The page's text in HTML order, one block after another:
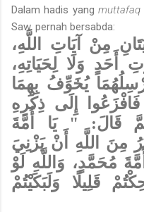
Dalam hadis yang
Saw. pernah bersabda:
مِنْ آيَاتِ اللَّهِ،
أَحَدٍ وَلَا لِحَيَاتِهِ،
يُخَوِّفُ بِهِمَا
فَافْزَعُوا إِلَى ذِكْرِهِ
قَالَ: " يَا أُمَّةَ
مِنَ اللَّهِ أَنْ يَزْنِيَ
مُحَمَّدٍ، وَاللَّهِ لَوْ
قَلِيلًا وَلَبَكَيْتُمْ